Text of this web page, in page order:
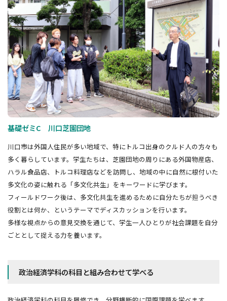
基礎ゼミC 川口芝園団地
川口市は外国人住民が多い地域で、特にトルコ出身のクルド人の方々も
多く暮らしています。学生たちは、芝園団地の周りにある外国物産店、
ハラル食品店、トルコ料理店などを訪問し、地域の中に自然に根付いた
多文化の姿に触れる「多文化共生」をキーワードに学びます。
フィールドワーク後は、多文化共生を進めるために自分たちが担うべき
役割とは何か、というテーマでディスカッションを行います。
多様な視点からの意見交換を通じて、学生一人ひとりが社会課題を自分
ごととして捉える力を養います。
政治経済学科の科目と組み合わせて学べる